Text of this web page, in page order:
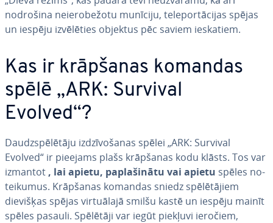
nodrošina ne­ie­ro­be­žo­tu munīciju, te­le­por­tā­ci­jas spējas
un iespēju iz­vē­lē­ties objektus pēc saviem ieskatiem.
Kas ir krāpšanas komandas
spēlē „ARK: Survival
Evolved“?
Daudzspē­lē­tā­ju iz­dzī­vo­ša­nas spēlei „ARK: Survival
Evolved“ ir pieejams plašs krāpšanas kodu klāsts. Tos var
izmantot , lai apietu, pa­pla­ši­nā­tu vai apietu spēles no­
tei­ku­mus. Krāpšanas komandas sniedz spē­lē­tā­jiem
dievišķas spējas vir­tuā­la­jā smilšu kastē un iespēju mainīt
spēles pasauli. Spēlētāji var iegūt piekļuvi ieročiem,